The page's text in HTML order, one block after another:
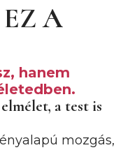
A
hanem
a test is
mozgás,